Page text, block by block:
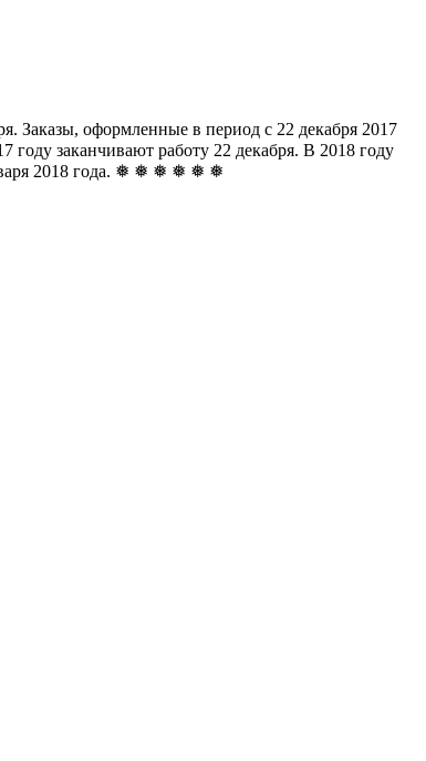
Заказы, оформленные в период с 22 декабря 2017
заканчивают работу 22 декабря. В 2018 году
2018 года. ❅ ❅ ❅ ❅ ❅ ❅